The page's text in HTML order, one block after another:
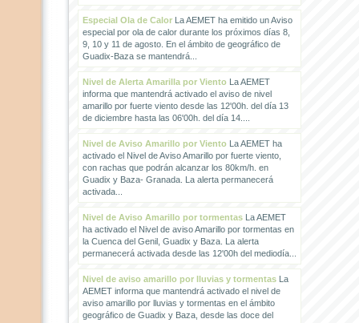
Especial Ola de CalorLa AEMET ha emitido un Aviso
especial por ola de calor durante los próximos días 8,
9, 10 y 11 de agosto. En el ámbito de geográfico de
Guadix-Baza se mantendrá...
Nivel de Alerta Amarilla por VientoLa AEMET
informa que mantendrá activado el aviso de nivel
amarillo por fuerte viento desde las 12'00h. del día 13
de diciembre hasta las 06'00h. del día 14....
Nivel de Aviso Amarillo por VientoLa AEMET ha
activado el Nivel de Aviso Amarillo por fuerte viento,
con rachas que podrán alcanzar los 80km/h. en
Guadix y Baza- Granada. La alerta permanecerá
activada...
Nivel de Aviso Amarillo por tormentasLa AEMET
ha activado el Nivel de aviso Amarillo por tormentas en
la Cuenca del Genil, Guadix y Baza. La alerta
permanecerá activada desde las 12'00h del mediodía...
Nivel de aviso amarillo por lluvias y tormentasLa
AEMET informa que mantendrá activado el nivel de
aviso amarillo por lluvias y tormentas en el ámbito
geográfico de Guadix y Baza, desde las doce del